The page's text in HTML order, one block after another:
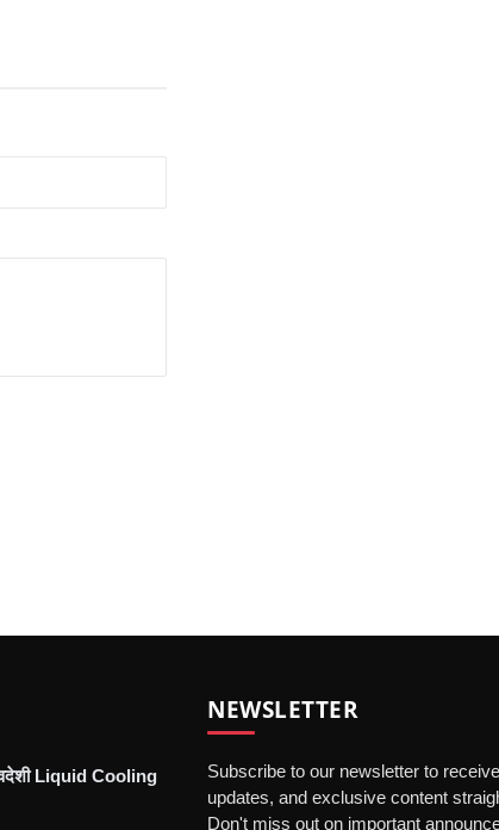
Liquid Cooling
NEWSLETTER
Subscribe to our newsletter to
updates, and exclusive content
Don't miss out on important